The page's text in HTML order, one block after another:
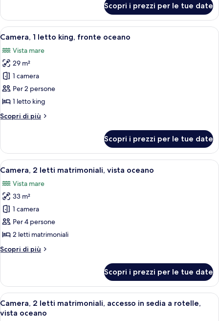
sedia
a
rotelle,
fronte
oceano
2
letti
matrimoniali,
in
sedia
rotelle,
fronte
oceano
Scopri i prezzi per le tue date
Apri
tutte
le
foto
per
Camera,
1
king,
Camera d'hotel con un letto grande,
5
Camera, 1 letto king, fronte oceano
Vista mare
29 m²
1 camera
Per 2 persone
1 letto king
Scopri di più
Altri
1
letto
king,
oceano
Scopri i prezzi per le tue date
Apri
tutte
le
foto
per
Camera,
2
matrimoniali,
Una camera d'albergo con due letti,
7
Camera, 2 letti matrimoniali, vista oceano
Vista mare
33 m²
1 camera
Per 4 persone
2 letti matrimoniali
Scopri di più
Altri
2
letti
matrimoniali,
vista
Scopri i prezzi per le tue date
Apri
tutte
Una camera d'albergo con due letti,
8
Camera, 2 letti matrimoniali, accesso in sedia a rotelle,
vista oceano